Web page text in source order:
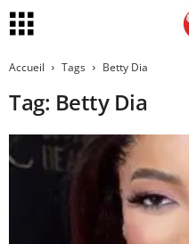
Accueil Tags Betty Dia
Tag: Betty Dia